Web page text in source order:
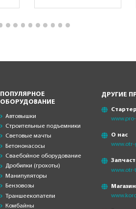
ПОПУЛЯРНОЕ
ОБОРУДОВАНИЕ
Автовышки
Строительные подъемники
Световые мачты
Бетононасосы
Сваебойное оборудование
Дробилки (грохоты)
Манипуляторы
Бензовозы
Траншеекопатели
Комбайны
ДРУГИЕ
О нас
www.otr-
www.otr-